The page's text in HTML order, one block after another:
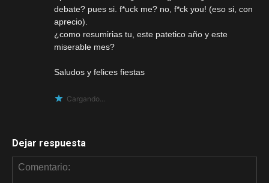
debate? pues si. f*uck me? no, f*ck you! (eso si, con
aprecio).
¿como resumirias tu, este patetico año y este
miserable mes?
Saludos y felices fiestas
Cargando...
Dejar respuesta